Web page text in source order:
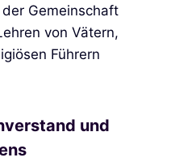
der Gemeinschaft
von Vätern,
Führern
und